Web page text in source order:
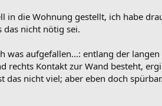
in die Wohnung gestellt, ich habe
das nicht nötig sei.
was aufgefallen...: entlang der
rechts Kontakt zur Wand besteht,
das nicht viel; aber eben doch spürbar.